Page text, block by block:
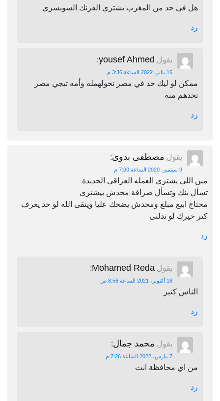
هل في حد من المغرب يشتري الفرنك السويسري
رد
يقول yousef Ahmed
:
16 يناير، 2022 الساعة 3:36 م
ممكن لو ليك حد في مصر تحولهمله وأمه تيجي مصر
تخدهم منه
رد
يقول مصطفى بدوى:
9 سبتمبر، 2020 الساعة 7:00 م
مين اللى يشترى العمله العراقى الجديدة
تسأل بنك وتسأل صرافة محدش بيشترى
محتاج ابيع مبلغ ومحدش يضحك عليا ويتقى الله لو حد يعرف
كتر خيرك لو تدلنى
رد
يقول Mohamed Reda
:
18 أكتوبر، 2021 الساعة 8:56 ص
الناس كتير
رد
يقول محمد جمال:
7 مارس، 2022 الساعة 7:26 م
من اي محافظة انت
رد